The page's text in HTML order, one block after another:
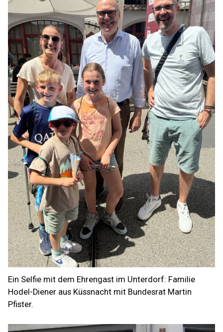
Ein Selfie mit dem Ehrengast im Unterdorf: Familie
Hodel-Diener aus Küssnacht mit Bundesrat Martin
Pfister.